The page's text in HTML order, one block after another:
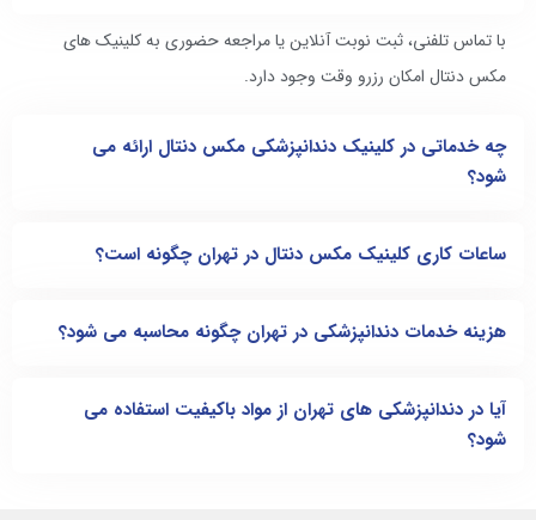
با تماس تلفنی، ثبت نوبت آنلاین یا مراجعه حضوری به کلینیک های
مکس دنتال امکان رزرو وقت وجود دارد.
چه خدماتی در کلینیک‌ دندانپزشکی مکس دنتال ارائه می
شود؟
ساعات کاری کلینیک‌ مکس دنتال در تهران چگونه است؟
هزینه خدمات دندانپزشکی در تهران چگونه محاسبه می شود؟
آیا در دندانپزشکی های تهران از مواد باکیفیت استفاده می
شود؟